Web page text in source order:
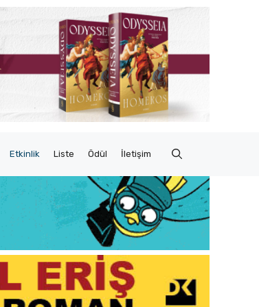
Etkinlik Liste Ödül İletişim